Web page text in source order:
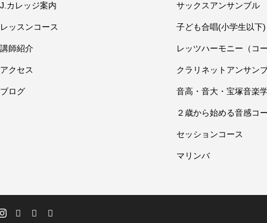
J.カレッジ案内
レッスンコース
講師紹介
アクセス
ブログ
サックスアンサンブル
子ども合唱(小学生以下)
レッツハーモニー（コ
クラリネットアンサン
音高・音大・宝塚音楽
２歳から始める音感コ
セッションコース
マリンバ